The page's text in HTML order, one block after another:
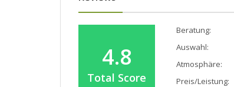
4.8
Total Score
Beratung:
Auswahl:
Atmosphäre:
Preis/Leistung: